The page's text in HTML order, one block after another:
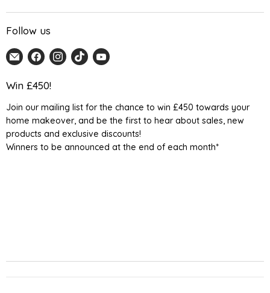
Follow us
Email
Home
Detail
Find
us
on
Find
us
Find
us
Find
Win £450!
Join our mailing list for the chance to win £450 towards your
home makeover, and be the first to hear about sales, new
products and exclusive discounts!
Winners to be announced at the end of each month*